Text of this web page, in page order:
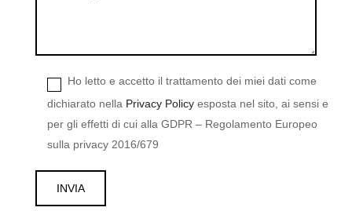
Ho letto e accetto il trattamento dei miei dati come
dichiarato nella Privacy Policy esposta nel sito, ai sensi e
per gli effetti di cui alla GDPR – Regolamento Europeo
sulla privacy 2016/679
INVIA